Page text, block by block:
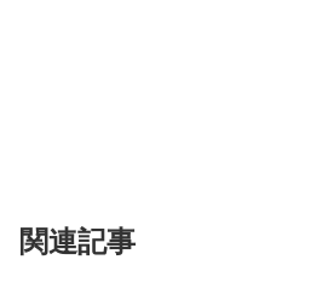
関連記事